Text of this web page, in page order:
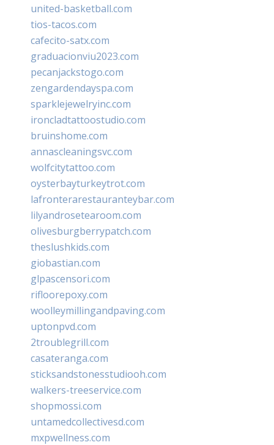
united-basketball.com
tios-tacos.com
cafecito-satx.com
graduacionviu2023.com
pecanjackstogo.com
zengardendayspa.com
sparklejewelryinc.com
ironcladtattoostudio.com
bruinshome.com
annascleaningsvc.com
wolfcitytattoo.com
oysterbayturkeytrot.com
lafronterarestauranteybar.com
lilyandrosetearoom.com
olivesburgberrypatch.com
theslushkids.com
giobastian.com
glpascensori.com
rifloorepoxy.com
woolleymillingandpaving.com
uptonpvd.com
2troublegrill.com
casateranga.com
sticksandstonesstudiooh.com
walkers-treeservice.com
shopmossi.com
untamedcollectivesd.com
mxpwellness.com